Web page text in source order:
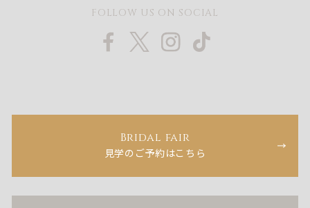
FOLLOW US ON SOCIAL
Bridal fair
見学のご予約はこちら